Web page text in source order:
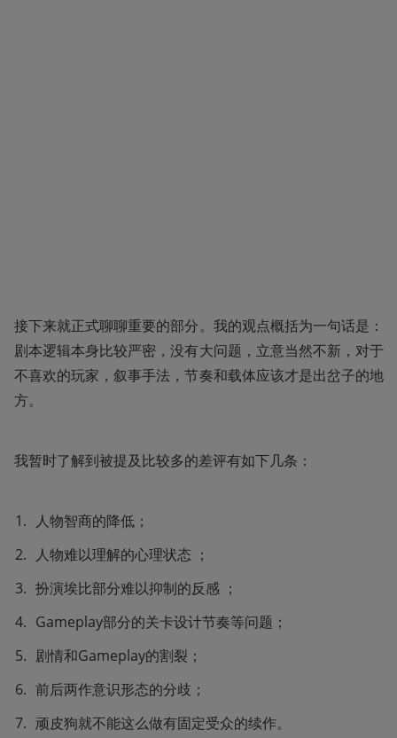
接下来就正式聊聊重要的部分。我的观点概括为一句话是：
剧本逻辑本身比较严密，没有大问题，立意当然不新，对于
不喜欢的玩家，叙事手法，节奏和载体应该才是出岔子的地
方。
我暂时了解到被提及比较多的差评有如下几条：
人物智商的降低；
人物难以理解的心理状态 ；
扮演埃比部分难以抑制的反感 ；
Gameplay部分的关卡设计节奏等问题；
剧情和Gameplay的割裂；
前后两作意识形态的分歧；
顽皮狗就不能这么做有固定受众的续作。